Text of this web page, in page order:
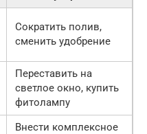
Сократить полив,
сменить удобрение
Переставить на
светлое окно, купить
фитолампу
Внести комплексное